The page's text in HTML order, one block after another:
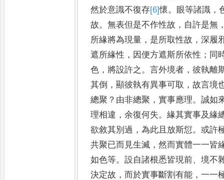
然於意識不復存[6]懷。 眼等諸識 ，
故。無表但是不作性故 ， 自許是無
所緣將為現量 ， 是所取性故 ，深履
遮所緣性 ， 因便方遮斯所依性 ； 同
色 ， 將設許之。言外境者 ，彼執離
其倒 ，顯彼執有異事可取 ，故言境
總聚 ？ 由非總聚 ，實事應理。誠如
理相違 ，余復何失。緣其實事及緣
欲敘其別過 ，為此且放斯愆。或許
共聚已而見生滅 ，然而實體一一皆
如色等。設自諸根悉皆現前、境不
決定故 ，而於實事斷割有能 ，一一